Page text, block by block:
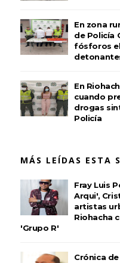
En zona
de Policía
fósforos
En
cuando
drogas
Policía
MÁS LEÍDAS ESTA
Fray Luis
Arqui',
artistas
Riohacha
'Grupo R'
Crónica